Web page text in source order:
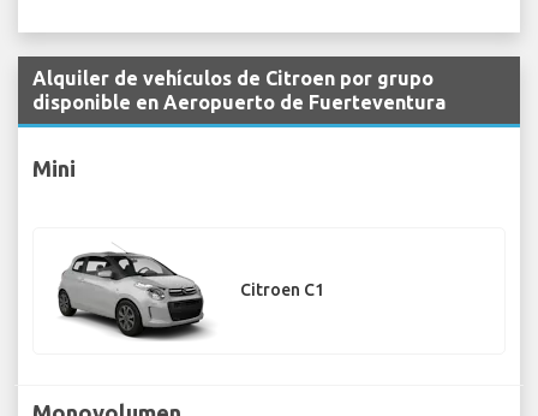
Alquiler de vehículos de Citroen por grupo
disponible en Aeropuerto de Fuerteventura
Mini
Citroen C1